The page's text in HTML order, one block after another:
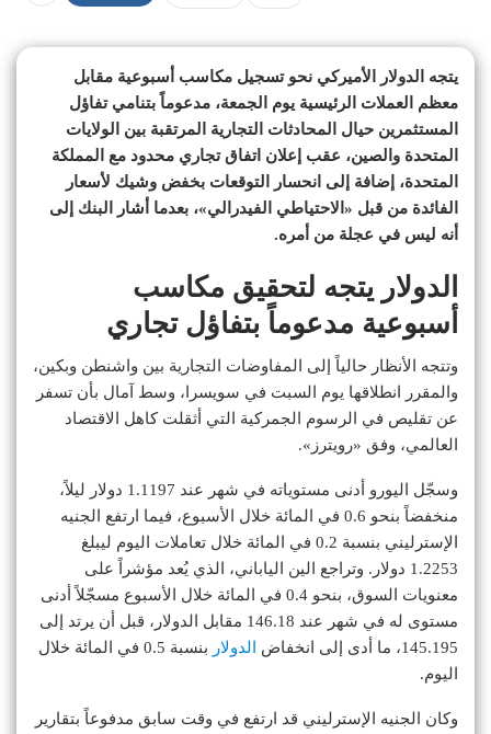
يتجه الدولار الأميركي نحو تسجيل مكاسب أسبوعية مقابل
معظم العملات الرئيسية يوم الجمعة، مدعوماً بتنامي تفاؤل
المستثمرين حيال المحادثات التجارية المرتقبة بين الولايات
المتحدة والصين، عقب إعلان اتفاق تجاري محدود مع المملكة
المتحدة، إضافة إلى انحسار التوقعات بخفض وشيك لأسعار
الفائدة من قبل «الاحتياطي الفيدرالي»، بعدما أشار البنك إلى
أنه ليس في عجلة من أمره.
الدولار يتجه لتحقيق مكاسب
أسبوعية مدعوماً بتفاؤل تجاري
وتتجه الأنظار حالياً إلى المفاوضات التجارية بين واشنطن وبكين،
والمقرر انطلاقها يوم السبت في سويسرا، وسط آمال بأن تسفر
عن تقليص في الرسوم الجمركية التي أثقلت كاهل الاقتصاد
العالمي، وفق «رويترز».
وسجّل اليورو أدنى مستوياته في شهر عند 1.1197 دولار ليلاً،
منخفضاً بنحو 0.6 في المائة خلال الأسبوع، فيما ارتفع الجنيه
الإسترليني بنسبة 0.2 في المائة خلال تعاملات اليوم ليبلغ
1.2253 دولار. وتراجع الين الياباني، الذي يُعد مؤشراً على
معنويات السوق، بنحو 0.4 في المائة خلال الأسبوع مسجّلاً أدنى
مستوى له في شهر عند 146.18 مقابل الدولار، قبل أن يرتد إلى
145.195، ما أدى إلى انخفاض
الدولار
بنسبة 0.5 في المائة خلال
اليوم.
وكان الجنيه الإسترليني قد ارتفع في وقت سابق مدفوعاً بتقارير